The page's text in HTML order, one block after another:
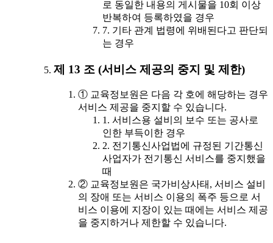
로 동일한 내용의 게시물을 10회 이상
반복하여 등록하였을 경우
7. 기타 관계 법령에 위배된다고 판단되
는 경우
제 13 조 (서비스 제공의 중지 및 제한)
① 교육정보원은 다음 각 호에 해당하는 경우
서비스 제공을 중지할 수 있습니다.
1. 서비스용 설비의 보수 또는 공사로
인한 부득이한 경우
2. 전기통신사업법에 규정된 기간통신
사업자가 전기통신 서비스를 중지했을
때
② 교육정보원은 국가비상사태, 서비스 설비
의 장애 또는 서비스 이용의 폭주 등으로 서
비스 이용에 지장이 있는 때에는 서비스 제공
을 중지하거나 제한할 수 있습니다.